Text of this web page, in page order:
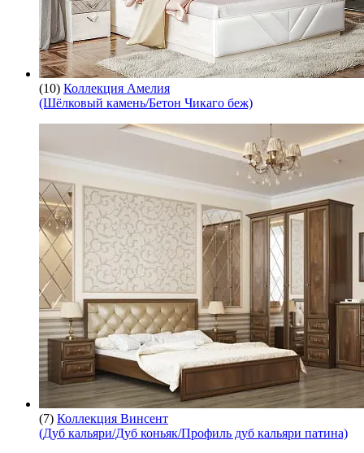
(10) Коллекция Амелия
(Шёлковый камень/Бетон Чикаго беж)
(7) Коллекция Винсент
(Дуб кальяри/Дуб коньяк/Профиль дуб кальяри патина)